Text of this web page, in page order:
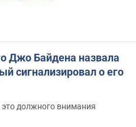
Джо Байдена назвала
сигнализировал о его
должного внимания